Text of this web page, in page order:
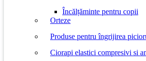
Încălțăminte pentru copii
Orteze
Produse pentru îngrijirea
Ciorapi elastici compresivi si